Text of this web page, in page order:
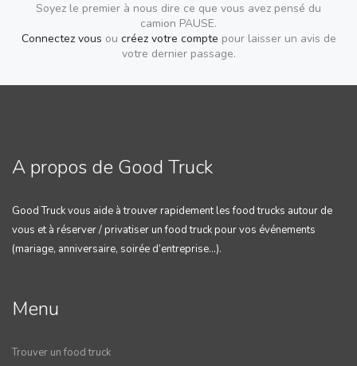
Soyez le premier à nous dire ce que vous avez pensé du
camion PAUSE.
Connectez vous ou créez votre compte pour laisser un avis de
votre dernier passage.
A propos de Good Truck
Good Truck vous aide à trouver rapidement les food trucks autour de
vous et à réserver / privatiser un food truck pour vos événements
(mariage, anniversaire, soirée d’entreprise…).
Menu
Trouver un food truck